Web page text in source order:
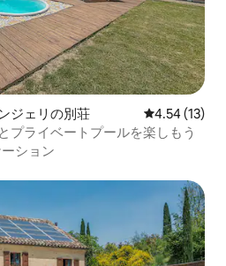
ジェリの別荘 レビュー13
4.54 (13)
プライベートプールを楽しもう
ーション